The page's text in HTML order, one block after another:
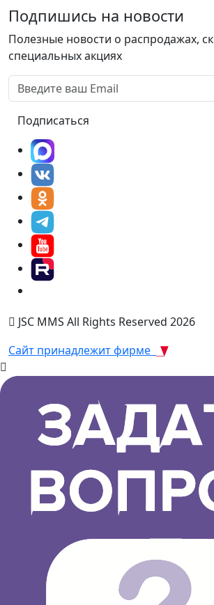
Подпишись на новости
Полезные новости о распродажах,
специальных акциях
Подписаться
JSC MMS All Rights Reserved 2026
Сайт принадлежит фирме